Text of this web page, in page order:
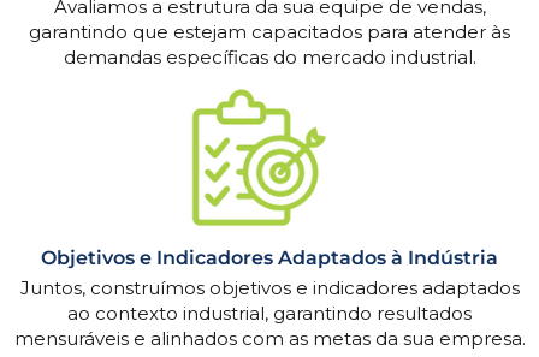
Avaliamos a estrutura da sua equipe de vendas,
garantindo que estejam capacitados para atender às
demandas específicas do mercado industrial.
Objetivos e Indicadores Adaptados à Indústria
Juntos, construímos objetivos e indicadores adaptados
ao contexto industrial, garantindo resultados
mensuráveis e alinhados com as metas da sua empresa.